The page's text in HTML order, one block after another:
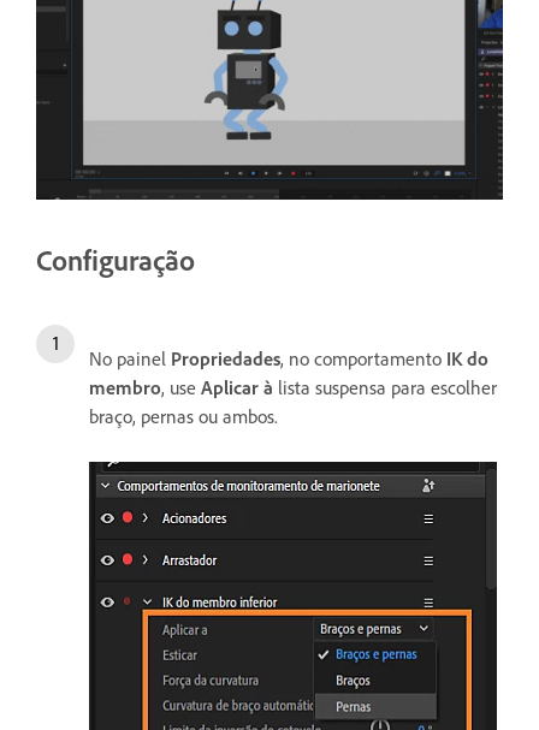
Configuração
No painel Propriedades, no comportamento IK do
membro, use Aplicar à lista suspensa para escolher
braço, pernas ou ambos.